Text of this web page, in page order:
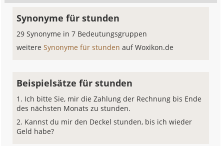
Synonyme für stunden
29 Synonyme in 7 Bedeutungsgruppen
weitereSynonyme für stundenauf Woxikon.de
Beispielsätze für stunden
Ich bitte Sie, mir die Zahlung der Rechnung bis Ende
des nächsten Monats zu stunden.
Kannst du mir den Deckel stunden, bis ich wieder
Geld habe?